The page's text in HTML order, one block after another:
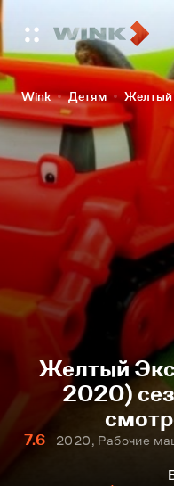
Wink Детям Желтый
Желтый
2020)
7.6
2020, Рабочие